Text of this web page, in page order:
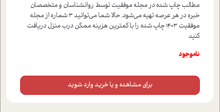
مطالب چاپ شده در مجله موفقيت توسط روانشناسان و متخصصان
خبره در هر عرصه تهيه مي‌شود. حالا شما مي‌توانيد 3 شماره از مجله
موفقيت 1403 چاپ شده را با کمترين هزينه ممکن درب منزل دريافت
کنيد
ناموجود
برای مشاهده و یا خرید وارد شوید